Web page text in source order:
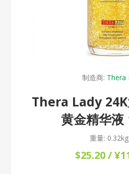
制造商: Thera
Thera Lady
黄金精华
重量:
$25.20 /